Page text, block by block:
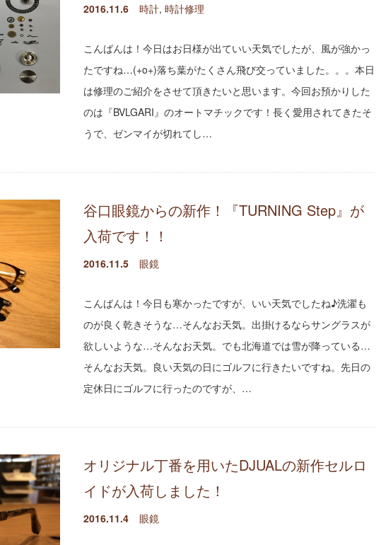
2016.11.6 時計, 時計修理
こんばんは！今日はお日様が出ていい天気でしたが、風が強かっ
たですね…(+o+)落ち葉がたくさん飛び交っていました。。。本日
は修理のご紹介をさせて頂きたいと思います。今回お預かりした
のは『BVLGARI』のオートマチックです！長く愛用されてきたそ
うで、ゼンマイが切れてし…
谷口眼鏡からの新作！『TURNING Step』が
入荷です！！
2016.11.5 眼鏡
こんばんは！今日も寒かったですが、いい天気でしたね♪洗濯も
のが良く乾きそうな…そんなお天気。出掛けるならサングラスが
欲しいような…そんなお天気。でも北海道では雪が降っている…
そんなお天気。良い天気の日にゴルフに行きたいですね。先日の
定休日にゴルフに行ったのですが、…
オリジナル丁番を用いたDJUALの新作セルロ
イドが入荷しました！
2016.11.4 眼鏡